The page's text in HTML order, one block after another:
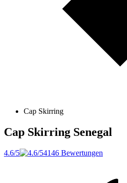
Cap Skirring
Cap Skirring Senegal
4.6/5 4146 Bewertungen